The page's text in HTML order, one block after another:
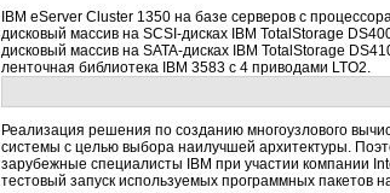
IBM eServer Cluster 1350 на базе серверов с
дисковый массив на SCSI-дисках IBM TotalStorage
дисковый массив на SATA-дисках IBM TotalStorage
ленточная библиотека IBM 3583 с 4 приводами LTO2.
Реализация решения по созданию многоузлового
системы с целью выбора наилучшей архитектуры.
зарубежные специалисты IBM при участии компании
тестовый запуск используемых программных пакетов